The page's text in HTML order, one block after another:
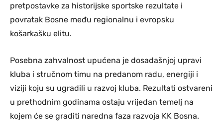
pretpostavke za historijske sportske rezultate i
povratak Bosne među regionalnu i evropsku
košarkašku elitu.
Posebna zahvalnost upućena je dosadašnjoj upravi
kluba i stručnom timu na predanom radu, energiji i
viziji koju su ugradili u razvoj kluba. Rezultati ostvareni
u prethodnim godinama ostaju vrijedan temelj na
kojem će se graditi naredna faza razvoja KK Bosna.